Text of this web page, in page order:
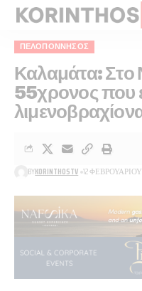
ΠΕΛΟΠΌΝΝΗΣΟΣ
Καλαμάτα: Στο
55χρονος που
BYKORINTHOSTV 12 ΦΕΒΡΟΥΑΡΊΟΥ